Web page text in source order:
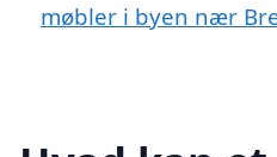
møbler i byen nær